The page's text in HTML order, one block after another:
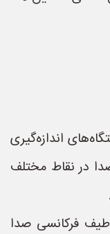
اندازه‌گیری
در نقاط مختلف
فرکانسی صدا